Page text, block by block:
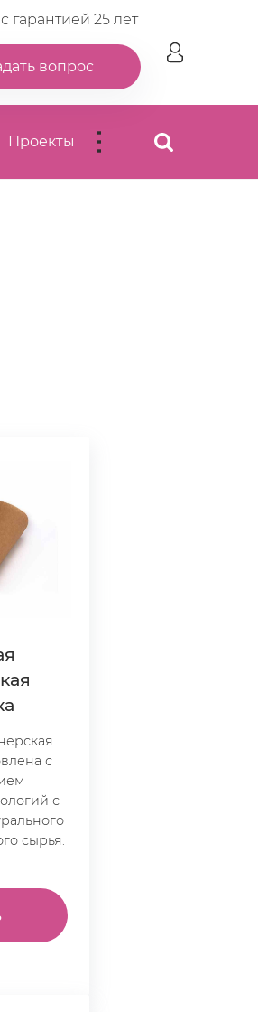
гарантией 25 лет
вопрос
Проекты ...
с
с
сырья.